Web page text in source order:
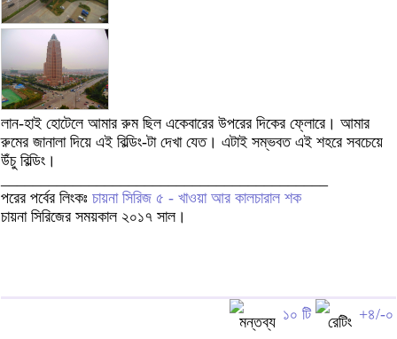
লান-হাই হোটেলে আমার রুম ছিল একেবারের উপরের দিকের ফ্লোরে। আমার
রুমের জানালা দিয়ে এই বিল্ডিং-টা দেখা যেত। এটাই সম্ভবত এই শহরে সবচেয়ে
উঁচু বিল্ডিং।
পরের পর্বের লিংকঃ চায়না সিরিজ ৫ - খাওয়া আর কালচারাল শক
চায়না সিরিজের সময়কাল ২০১৭ সাল।
১০ টি +৪/-০